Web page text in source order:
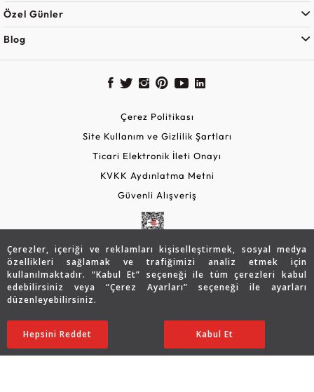
Çerezler, içeriği ve reklamları kişiselleştirmek, sosyal medya
özellikleri sağlamak ve trafiğimizi analiz etmek için
kullanılmaktadır. “Kabul Et” seçeneği ile tüm çerezleri kabul
edebilirsiniz veya “Çerez Ayarları” seçeneği ile ayarları
düzenleyebilirsiniz.
Ayarları Düzenle
Hepsini Reddet Kabul Et
164.879 TL
131.929TL SATIN ALIN
Özel Günler
Blog
Çerez Politikası
Site Kullanım ve Gizlilik Şartları
Ticari Elektronik İleti Onayı
KVKK Aydınlatma Metni
Güvenli Alışveriş
Copyright © 2026 Assos Pırlanta - Bu sitenin tüm hakları